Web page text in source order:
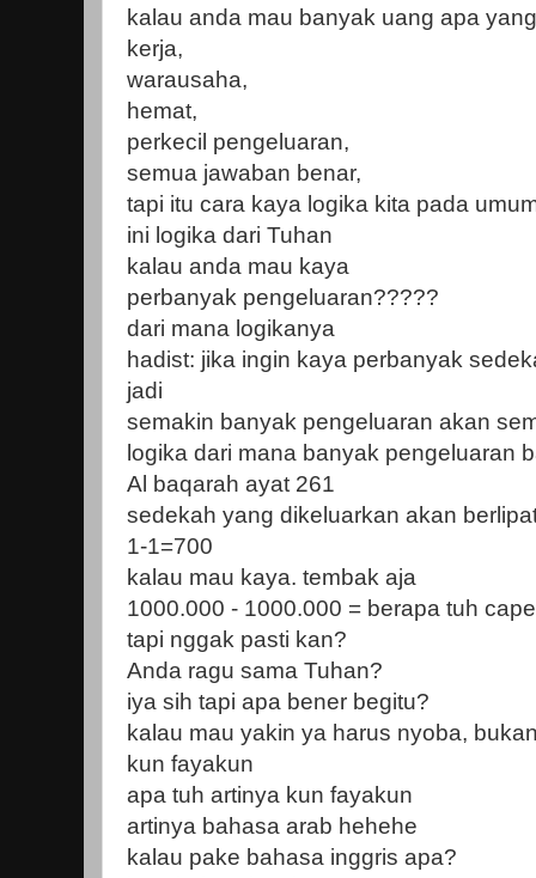
kalau anda mau banyak uang apa
kerja,
warausaha,
hemat,
perkecil pengeluaran,
semua jawaban benar,
tapi itu cara kaya logika kita pada
ini logika dari Tuhan
kalau anda mau kaya
perbanyak pengeluaran?????
dari mana logikanya
hadist: jika ingin kaya perbanyak
jadi
semakin banyak pengeluaran akan
logika dari mana banyak pengeluaran
Al baqarah ayat 261
sedekah yang dikeluarkan akan
1-1=700
kalau mau kaya. tembak aja
1000.000 - 1000.000 = berapa tuh
tapi nggak pasti kan?
Anda ragu sama Tuhan?
iya sih tapi apa bener begitu?
kalau mau yakin ya harus nyoba,
kun fayakun
apa tuh artinya kun fayakun
artinya bahasa arab hehehe
kalau pake bahasa inggris apa?